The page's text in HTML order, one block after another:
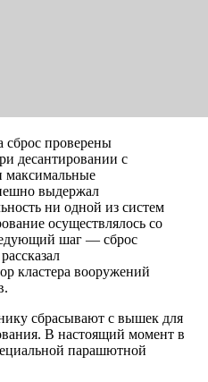
проверены
десантировании с
выдержал
ни одной из систем
осуществлялось со
шаг — сброс
кластера вооружений
сбрасывают с вышек для
В настоящий момент в
парашютной